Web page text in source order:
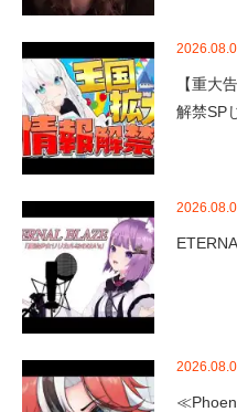
【重大
解禁SP